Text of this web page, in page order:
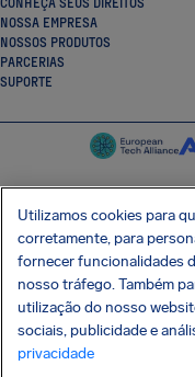
NOSSA EMPRESA
NOSSOS PRODUTOS
PARCERIAS
SUPORTE
Utilizamos cookies para
corretamente, para
fornecer funcionalidades
nosso tráfego. Também
utilização do nosso
sociais, publicidade e
privacidade